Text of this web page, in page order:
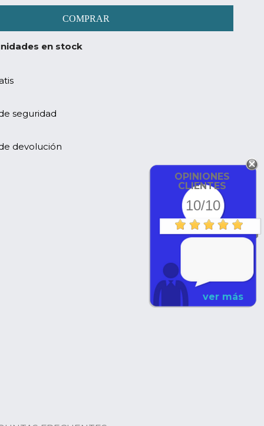
COMPRAR
en stock
seguridad
devolución
OPINIONES
CLIENTES
10/10
ver más